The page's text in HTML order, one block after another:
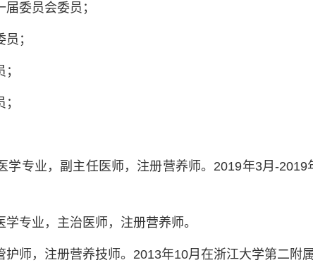
委员会委员；
；
学专业，副主任医师，注册营养师。2019年3月-
专业，主治医师，注册营养师。
师，注册营养技师。2013年10月在浙江大学第二附属